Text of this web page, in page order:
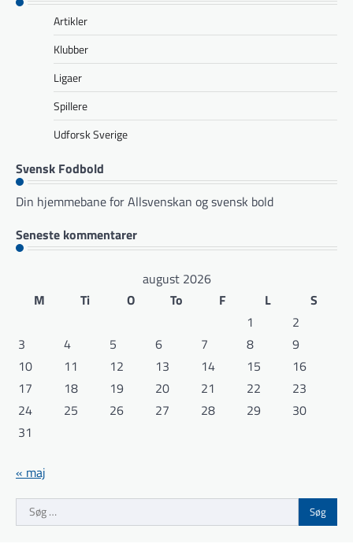
Artikler
Klubber
Ligaer
Spillere
Udforsk Sverige
Svensk Fodbold
Din hjemmebane for Allsvenskan og svensk bold
Seneste kommentarer
august 2026
M
Ti O To F L
S
1
2
3
4 5 6 7 8
9
10
11 12 13 14 15
16
17
18 19 20 21 22
23
24
25 26 27 28 29
30
31
« maj
Søg
efter: